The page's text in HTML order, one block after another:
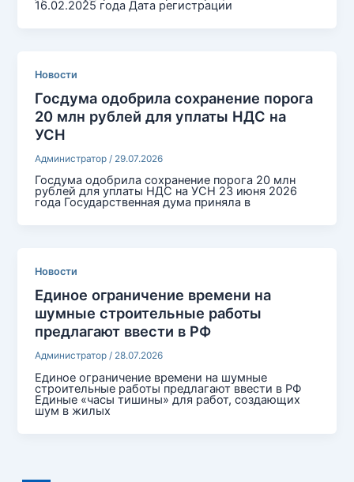
16.02.2025 года Дата регистрации
Новости
Госдума одобрила сохранение порога
20 млн рублей для уплаты НДС на
УСН
Администратор / 29.07.2026
Госдума одобрила сохранение порога 20 млн
рублей для уплаты НДС на УСН 23 июня 2026
года Государственная дума приняла в
Новости
Единое ограничение времени на
шумные строительные работы
предлагают ввести в РФ
Администратор/ 28.07.2026
Единое ограничение времени на шумные
строительные работы предлагают ввести в РФ
Единые «часы тишины» для работ, создающих
шум в жилых